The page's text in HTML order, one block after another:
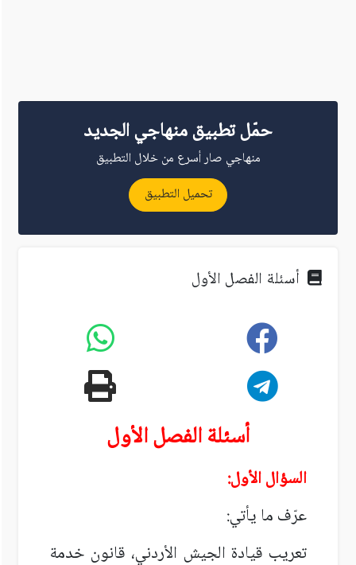
حمّل تطبيق منهاجي الجديد
منهاجي صار أسرع من خلال التطبيق
تحميل التطبيق
أسئلة الفصل الأول
أسئلة الفصل الأول
السؤال الأول:
عرّف ما يأتي:
تعريب قيادة الجيش الأردني، قانون خدمة